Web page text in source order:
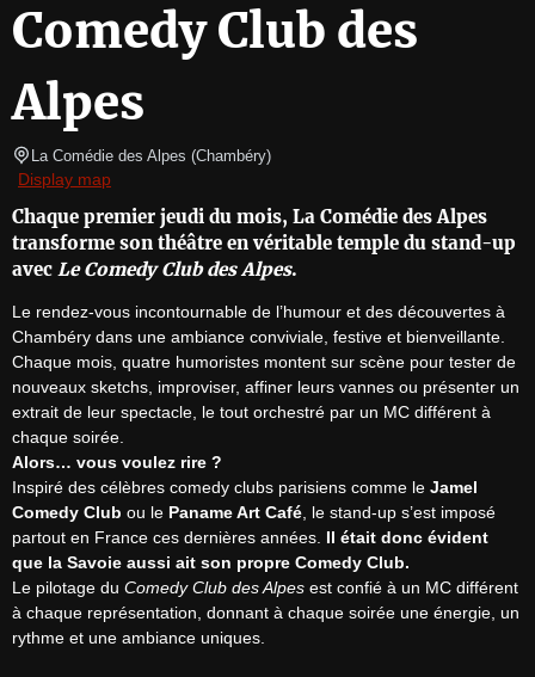
Comedy Club des
Alpes
La Comédie des Alpes (Chambéry)
Display map
Chaque premier jeudi du mois, La Comédie des Alpes
transforme son théâtre en véritable temple du stand-up
avec Le Comedy Club des Alpes.
Le rendez-vous incontournable de l’humour et des découvertes à
Chambéry dans une ambiance conviviale, festive et bienveillante.
Chaque mois, quatre humoristes montent sur scène pour tester de
nouveaux sketchs, improviser, affiner leurs vannes ou présenter un
extrait de leur spectacle, le tout orchestré par un MC différent à
Alors… vous voulez rire ?
Inspiré des célèbres comedy clubs parisiens comme le Jamel
Comedy Club ou le Paname Art Café , le stand-up s’est imposé
partout en France ces dernières années. Il était donc évident
que la Savoie aussi ait son propre Comedy Club.
Le pilotage du Comedy Club des Alpes est confié à un MC différent
à chaque représentation, donnant à chaque soirée une énergie, un
rythme et une ambiance uniques.